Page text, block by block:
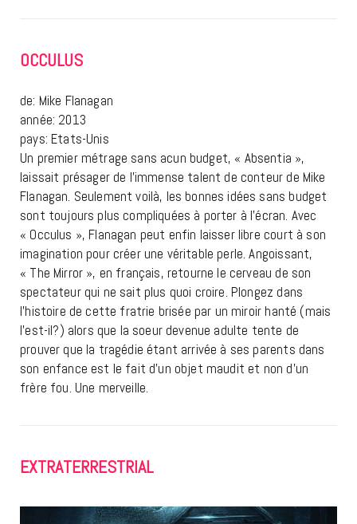
OCCULUS
de: Mike Flanagan
année: 2013
pays: Etats-Unis
Un premier métrage sans acun budget, « Absentia »,
laissait présager de l’immense talent de conteur de Mike
Flanagan. Seulement voilà, les bonnes idées sans budget
sont toujours plus compliquées à porter à l’écran. Avec
« Occulus », Flanagan peut enfin laisser libre court à son
imagination pour créer une véritable perle. Angoissant,
« The Mirror », en français, retourne le cerveau de son
spectateur qui ne sait plus quoi croire. Plongez dans
l’histoire de cette fratrie brisée par un miroir hanté (mais
l’est-il?) alors que la soeur devenue adulte tente de
prouver que la tragédie étant arrivée à ses parents dans
son enfance est le fait d’un objet maudit et non d’un
frère fou. Une merveille.
EXTRATERRESTRIAL